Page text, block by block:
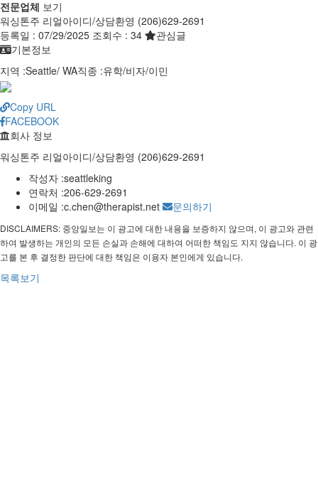
전문업체 보기
워싱톤주 리얼아이디/상담환영 (206)629-2691
등록일 : 07/29/2025 조회수 : 34
관심글
기본정보
지역 :Seattle/ WA직종 :유학/비자/이민
Copy URL
FACEBOOK
회사 정보
워싱톤주 리얼아이디/상담환영 (206)629-2691
작성자 :seattleking
연락처 :206-629-2691
이메일 :c.chen@therapist.net 문의하기
DISCLAIMERS: 중앙일보는 이 광고에 대한 내용을 보증하지 않으며, 이 광고와 관련
하여 발생하는 개인의 모든 손실과 손해에 대하여 어떠한 책임도 지지 않습니다. 이 광
고를 본 후 결정한 판단에 대한 책임은 이용자 본인에게 있습니다.
목록보기